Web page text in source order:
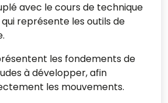
avec le cours de technique
représente les outils de
les fondements de
à développer, afin
les mouvements.